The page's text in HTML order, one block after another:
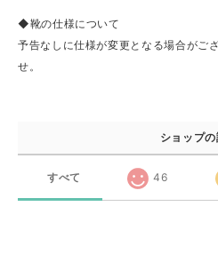
◆靴の仕様について
予告なしに仕様が変更となる場合がご
せ。
ショップ
すべて 46